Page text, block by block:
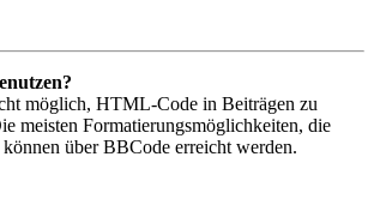
möglich, HTML-Code in Beiträgen zu
meisten Formatierungsmöglichkeiten, die
über BBCode erreicht werden.